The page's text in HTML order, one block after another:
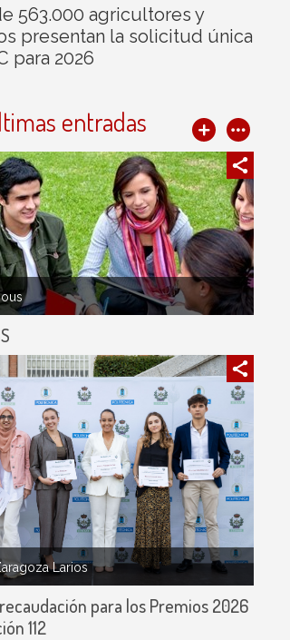
563.000 agricultores y
presentan la solicitud única
para 2026
entradas
Larios
para los Premios 2026
112